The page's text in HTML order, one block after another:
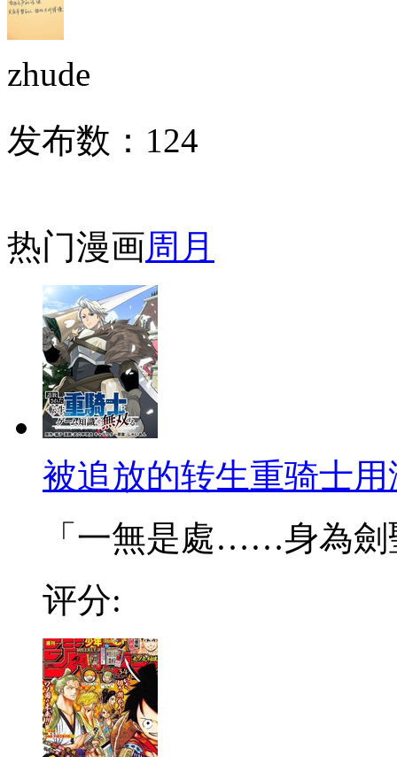
zhude
发布数： 124
热门漫画周 月
被追放的转生重骑士
「一無是處……身為劍
评分: